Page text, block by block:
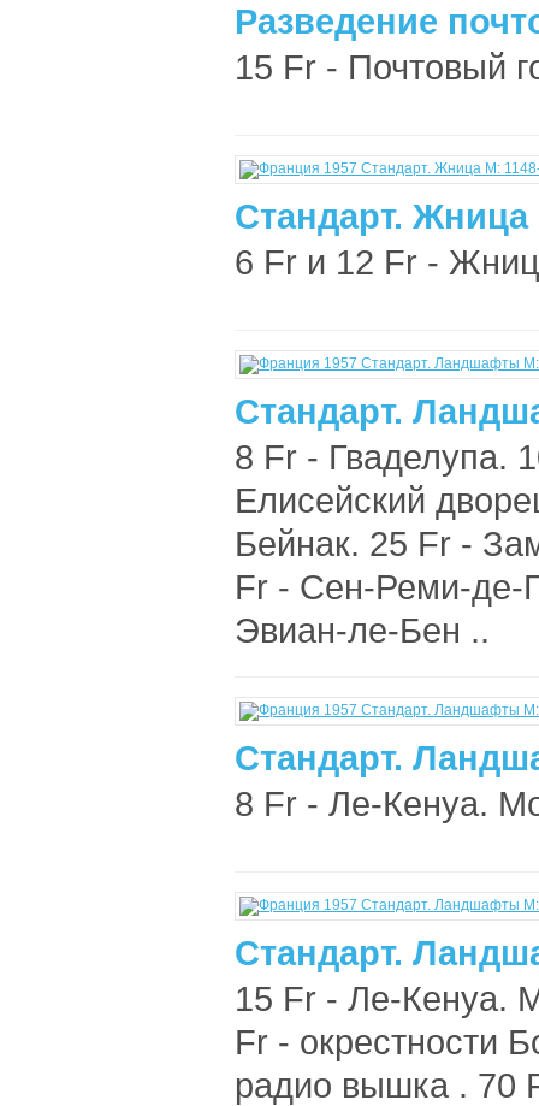
Разведение
15 Fr - Почтовый
Стандарт. Жница
6 Fr и 12 Fr -
Стандарт.
8 Fr - Гваделупа.
Елисейский
Бейнак. 25 Fr -
Fr - Сен-Реми-де-
Эвиан-ле-Бен ..
Стандарт.
8 Fr - Ле-Кенуа.
Стандарт.
15 Fr - Ле-Кенуа.
Fr - окрестности
радио вышка . 70